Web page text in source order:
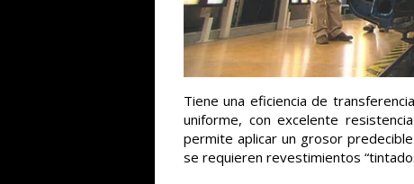
Tiene una eficiencia de
uniforme, con excelente
permite aplicar un grosor
se requieren revestimientos